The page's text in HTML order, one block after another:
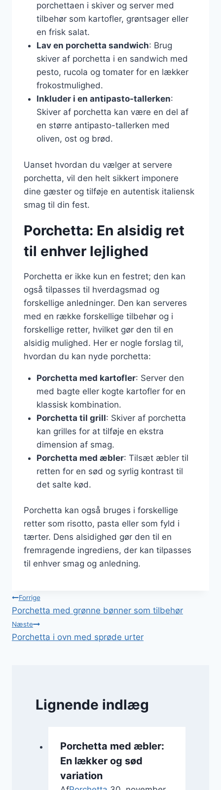
porchettaen i skiver og server med
tilbehør som kartofler, grøntsager eller
en frisk salat.
Lav en porchetta sandwich: Brug
skiver af porchetta i en sandwich med
pesto, rucola og tomater for en lækker
frokostmulighed.
Inkluder i en antipasto-tallerken:
Skiver af porchetta kan være en del af
en større antipasto-tallerken med
oliven, ost og brød.
Uanset hvordan du vælger at servere
porchetta, vil den helt sikkert imponere
dine gæster og tilføje en autentisk italiensk
smag til din fest.
Porchetta: En alsidig ret
til enhver lejlighed
Porchetta er ikke kun en festret; den kan
også tilpasses til hverdagsmad og
forskellige anledninger. Den kan serveres
med en række forskellige tilbehør og i
forskellige retter, hvilket gør den til en
alsidig mulighed. Her er nogle forslag til,
hvordan du kan nyde porchetta:
Porchetta med kartofler: Server den
med bagte eller kogte kartofler for en
klassisk kombination.
Porchetta til grill: Skiver af porchetta
kan grilles for at tilføje en ekstra
dimension af smag.
Porchetta med æbler: Tilsæt æbler til
retten for en sød og syrlig kontrast til
det salte kød.
Porchetta kan også bruges i forskellige
retter som risotto, pasta eller som fyld i
tærter. Dens alsidighed gør den til en
fremragende ingrediens, der kan tilpasses
til enhver smag og anledning.
Indlægsnavigation
Forrige
Porchetta med grønne bønner som tilbehør
Næste
Porchetta i ovn med sprøde urter
Lignende indlæg
Porchetta med æbler:
En lækker og sød
variation